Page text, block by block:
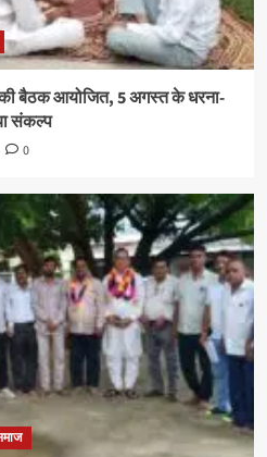
बैठक आयोजित, 5 अगस्त के धरना-
संकल्प
0